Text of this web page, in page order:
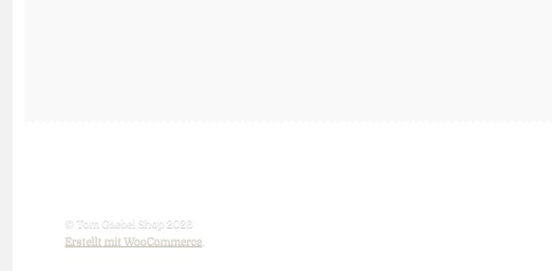
© Tom Gaebel Shop 2026
Erstellt mit WooCommerce